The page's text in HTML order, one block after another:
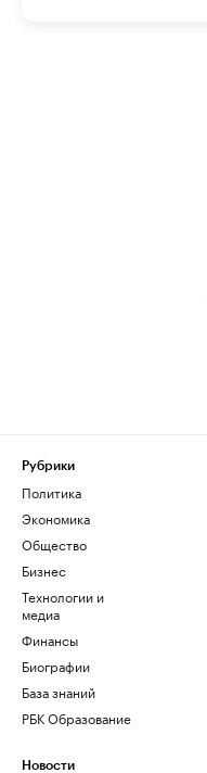
Рубрики
Политика
Экономика
Общество
Бизнес
Технологии и
медиа
Финансы
Биографии
База знаний
РБК Образование
Новости